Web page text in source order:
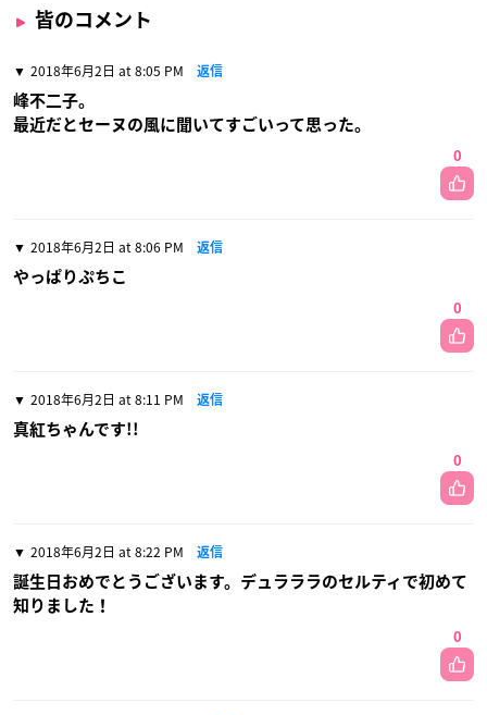
皆のコメント
2018年6月2日 at 8:05 PM 返信
峰不二子。
最近だとセーヌの風に聞いてすごいって思った。
0
2018年6月2日 at 8:06 PM 返信
やっぱりぷちこ
0
2018年6月2日 at 8:11 PM 返信
真紅ちゃんです!!
0
2018年6月2日 at 8:22 PM 返信
誕生日おめでとうございます。デュラララのセルティで初めて
知りました！
0